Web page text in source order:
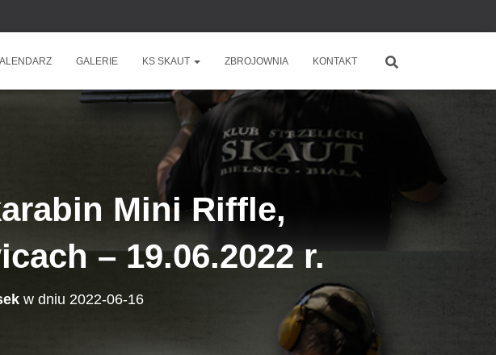
GALERIE KS SKAUT ZBROJOWNIA KONTAKT
Mini Riffle,
– 19.06.2022 r.
w dniu 2022-06-16